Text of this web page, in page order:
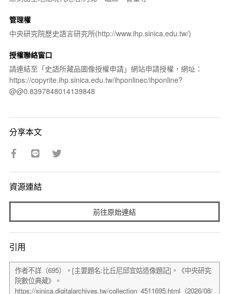
管理權
中央研究院歷史語言研究所(http://www.ihp.sinica.edu.tw/)
授權聯絡窗口
請連結至「史語所藏品圖像授權申請」網站申請授權，網址：
https://copyrite.ihp.sinica.edu.tw/ihponlinec/ihponline?
@@0.8397848014139848
分享本文
資源連結
前往原始連結
引用